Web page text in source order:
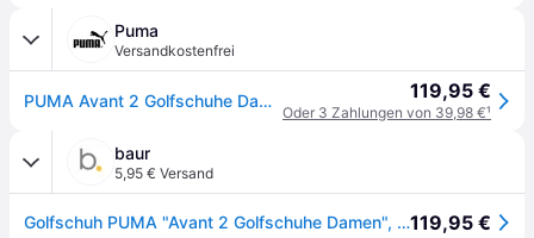
Puma
Versandkostenfrei
PUMA Avant 2 Golfschuhe Damen, Schuhe, Weiß, 40 119,95 €
Oder 3 Zahlungen von 39,98 €¹
baur
5,95 € Versand
Golfschuh PUMA "Avant 2 Golfschuhe Damen", Damen, Gr. 42, weiß (weiß ash gray feather), Obermaterial: Textil, Synthetik, Kuhleder. Futter: Textil, Synthetik. Innensohle: Textil. Laufsohle: Gummi, Schuhe119,95 €